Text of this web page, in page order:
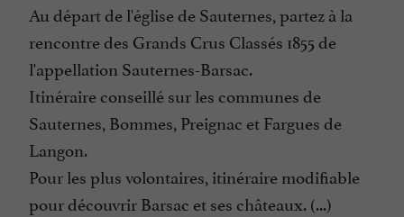
Au départ de l'église de Sauternes, partez à la
rencontre des Grands Crus Classés 1855 de
l'appellation Sauternes-Barsac.
Itinéraire conseillé sur les communes de
Sauternes, Bommes, Preignac et Fargues de
Langon.
Pour les plus volontaires, itinéraire modifiable
pour découvrir Barsac et ses châteaux. (...)